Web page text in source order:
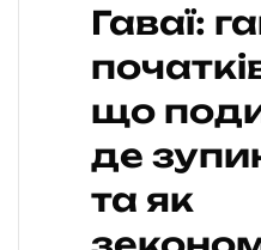
Гаваї:
що
де
та як